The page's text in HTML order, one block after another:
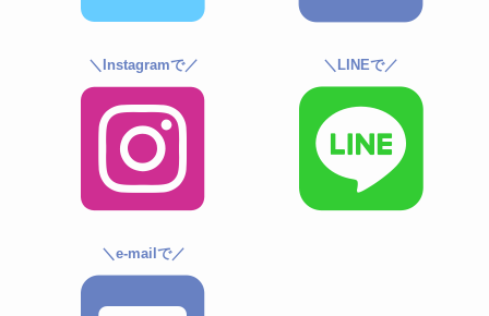
＼Instagramで／ ＼LINEで／
＼e-mailで／